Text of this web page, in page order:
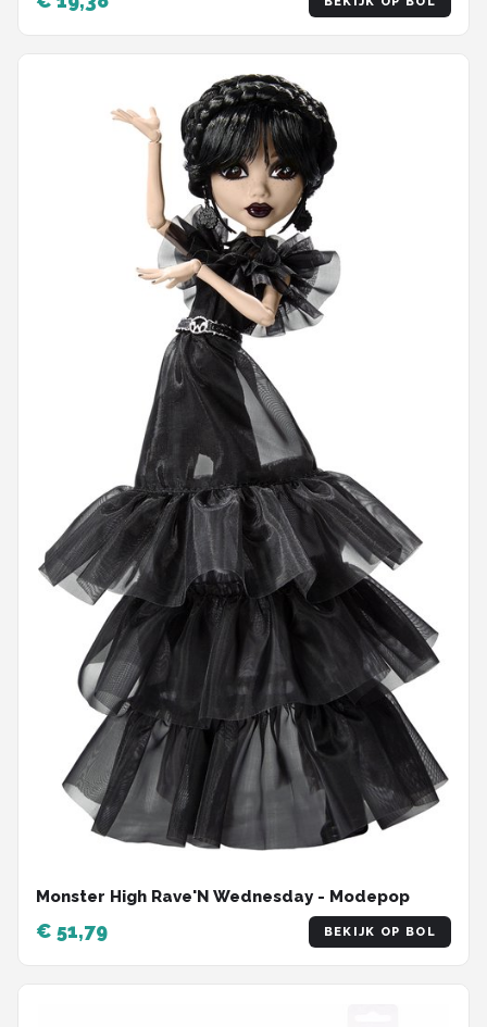
Monster High Rave'N Wednesday - Modepop
€ 51,79 BEKIJK OP BOL